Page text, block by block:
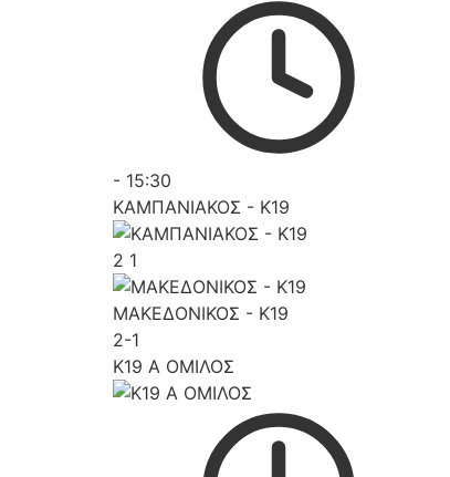
- 15:30
ΚΑΜΠΑΝΙΑΚΟΣ - K19
2 1
ΜΑΚΕΔΟΝΙΚΟΣ - K19
2-1
K19 Α ΟΜΙΛΟΣ